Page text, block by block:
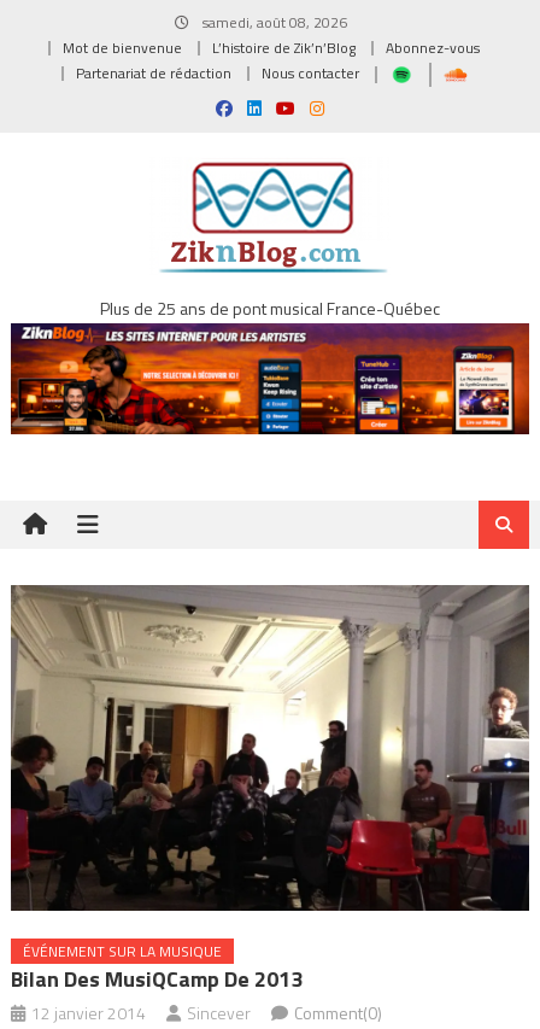
samedi, août 08, 2026
Mot de bienvenue
L’histoire de Zik’n’Blog
Abonnez-vous
Partenariat de rédaction
Nous contacter
Plus de 25 ans de pont musical France-Québec
ÉVÉNEMENT SUR LA MUSIQUE
Bilan Des MusiQCamp De 2013
12 janvier 2014 Sincever Comment(0)